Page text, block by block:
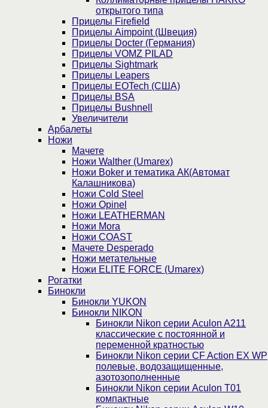
открытого типа
Прицелы Firefield
Прицелы Aimpoint (Швеция)
Прицелы Docter (Германия)
Прицелы VOMZ PILAD
Прицелы Sightmark
Прицелы Leapers
Прицелы EOTech (США)
Прицелы BSA
Прицелы Bushnell
Увеличители
Арбалеты
Ножи
Мачете
Ножи Walther (Umarex)
Ножи Boker и тематика АК(Автомат
Калашникова)
Ножи Cold Steel
Ножи Opinel
Ножи LEATHERMAN
Ножи Mora
Ножи COAST
Мачете Desperado
Ножи метательные
Ножи ELITE FORCE (Umarex)
Рогатки
Бинокли
Бинокли YUKON
Бинокли NIKON
Бинокли Nikon серии Aculon A211
классические с постоянной и
переменной кратностью
Бинокли Nikon серии СF Action EX WP
полевые, водозащищенные,
азотозополненные
Бинокли Nikon серии Aculon T01
компактные